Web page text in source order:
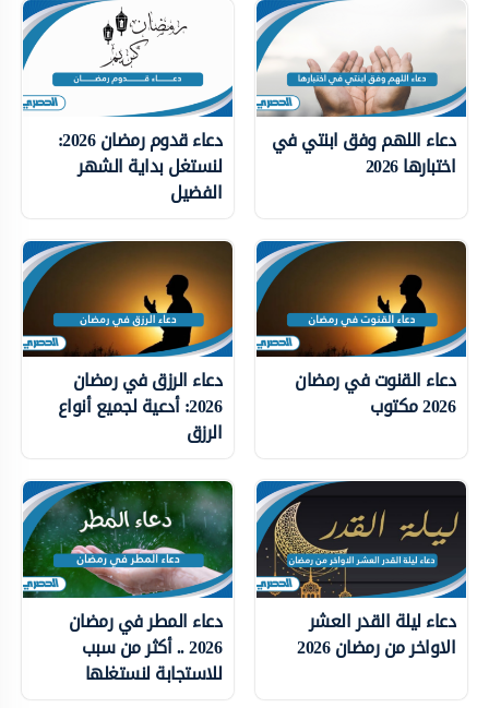
دعاء اللهم وفق ابنتي في
اختبارها 2026
دعاء قدوم رمضان 2026:
لنستغل بداية الشهر
الفضيل
دعاء القنوت في رمضان
2026 مكتوب
دعاء الرزق في رمضان
2026: أدعية لجميع أنواع
الرزق
دعاء ليلة القدر العشر
الاواخر من رمضان 2026
دعاء المطر في رمضان
2026 .. أكثر من سبب
للاستجابة لنستغلها